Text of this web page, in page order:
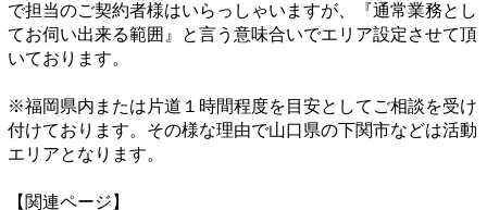
で担当のご契約者様はいらっしゃいますが、『通常業務とし
てお伺い出来る範囲』と言う意味合いでエリア設定させて頂
いております。
※福岡県内または片道１時間程度を目安としてご相談を受け
付けております。その様な理由で山口県の下関市などは活動
エリアとなります。
【関連ページ】